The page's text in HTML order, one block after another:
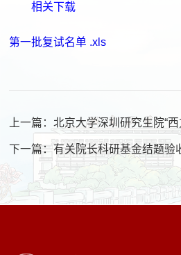
相关下载
第一批复试名单 .xls
上一篇：北京大学深圳研究生院“
下一篇：有关院长科研基金结题验